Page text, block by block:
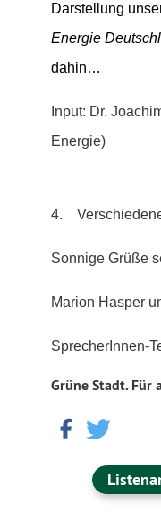
Darstellung
Energie
dahin…
Input: Dr.
Energie)
4.
Sonnige Grüße
Marion Hasper
SprecherInnen-
Grüne Stadt. Für